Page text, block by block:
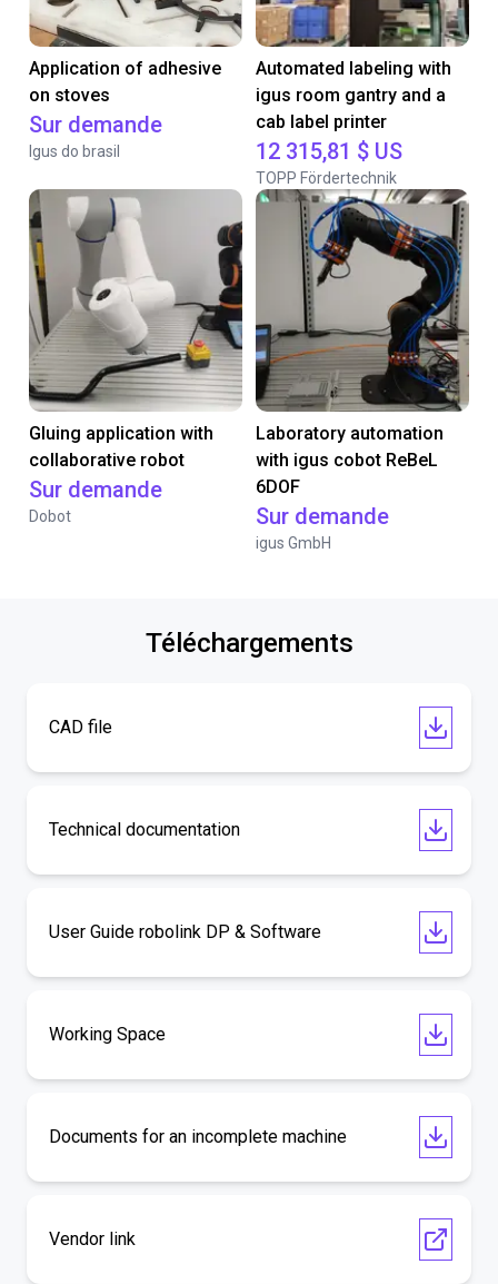
Application of adhesive
on stoves
Sur demande
Igus do brasil
Automated labeling with
igus room gantry and a
cab label printer
12 315,81 $ US
TOPP Fördertechnik
Gluing application with
collaborative robot
Sur demande
Dobot
Laboratory automation
with igus cobot ReBeL
6DOF
Sur demande
igus GmbH
Téléchargements
CAD file
Technical documentation
User Guide robolink DP & Software
Working Space
Documents for an incomplete machine
Vendor link